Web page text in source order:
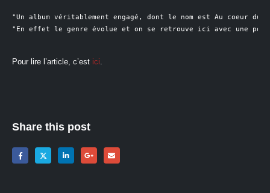
"Un album véritablement engagé, dont le nom est Au coeur
"En effet le genre évolue et on se retrouve ici avec une
Pour lire l’article, c’est ici
Share this post